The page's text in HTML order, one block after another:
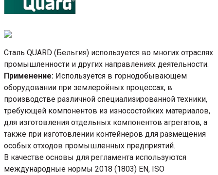
Сталь QUARD (Бельгия) используется во многих отраслях
промышленности и других направлениях деятельности.
Применение: Используется в горнодобывающем
оборудовании при землеройных процессах, в
производстве различной специализированной техники,
требующей компонентов из износостойких материалов,
для изготовления отдельных компонентов агрегатов, а
также при изготовлении контейнеров для размещения
особых отходов промышленных предприятий.
В качестве основы для регламента используются
международные нормы 2018 (1803) EN, ISO